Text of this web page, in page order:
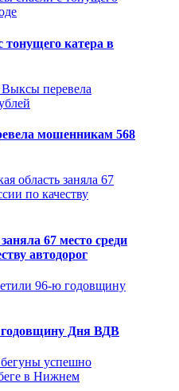
катера в
мошенникам 568
67 место среди
автодорог
Дня ВДВ